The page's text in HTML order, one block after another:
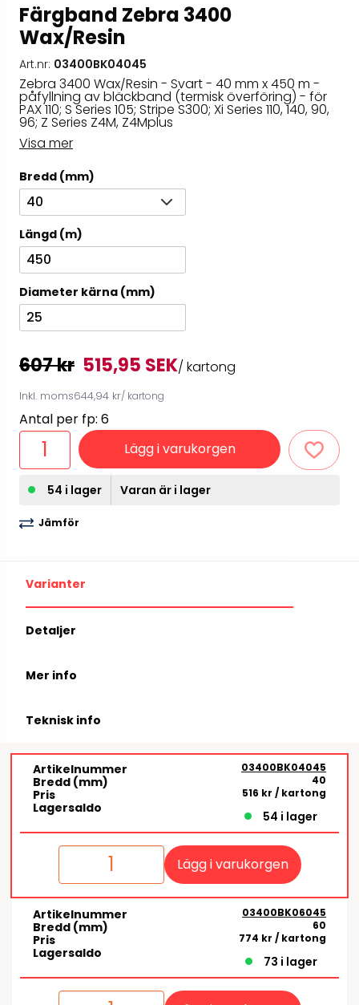
Färgband Zebra 3400
Wax/Resin
Art.nr: 03400BK04045
Zebra 3400 Wax/Resin - Svart - 40 mm x 450 m -
påfyllning av bläckband (termisk överföring) - för
PAX 110; S Series 105; Stripe S300; Xi Series 110, 140, 90,
96; Z Series Z4M, Z4Mplus
Visa mer
Bredd (mm)
40
Längd (m)
450
Diameter kärna (mm)
25
607 kr 515,95 SEK/ kartong
Inkl. moms644,94 kr/ kartong
Antal per fp: 6
Lägg i varukorgen
54 i lager Varan är i lager
Jämför
Varianter
Detaljer
Mer info
Teknisk info
Artikelnummer 03400BK04045
Bredd (mm) 40
Pris 516 kr / kartong
Lagersaldo
54 i lager
Lägg i varukorgen
Artikelnummer 03400BK06045
Bredd (mm) 60
Pris 774 kr / kartong
Lagersaldo
73 i lager